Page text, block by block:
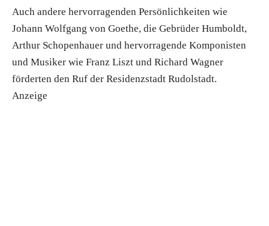
Auch andere hervorragenden Persönlichkeiten wie
Johann Wolfgang von Goethe, die Gebrüder Humboldt,
Arthur Schopenhauer und hervorragende Komponisten
und Musiker wie Franz Liszt und Richard Wagner
förderten den Ruf der Residenzstadt Rudolstadt.
Anzeige